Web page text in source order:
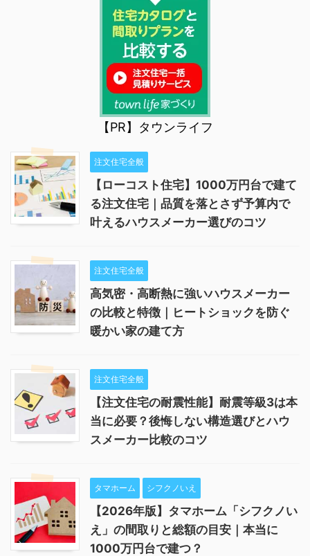
【PR】タウンライフ
注文住宅全般
【ローコスト住宅】1000万円台で建て
る注文住宅｜品質を落とさず予算内で
叶えるハウスメーカー選びのコツ
注文住宅全般
高気密・高断熱に強いハウスメーカー
の比較と特徴｜ヒートショックを防ぐ
暖かい家の建て方
注文住宅全般
【注文住宅の耐震性能】耐震等級3は本
当に必要？後悔しない構造選びとハウ
スメーカー比較のコツ
タマホーム シフクノいえ
【2026年版】タマホーム「シフクノい
え」の間取りと総額の目安｜本当に
1000万円台で建つ？